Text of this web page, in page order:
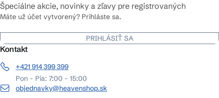
Špeciálne akcie, novinky a zľavy pre registrovaných
Máte už účet vytvorený? Prihláste sa.
PRIHLÁSIŤ SA
Kontakt
+421 914 399 399
Pon - Pia: 7:00 - 15:00
objednavky@heavenshop.sk